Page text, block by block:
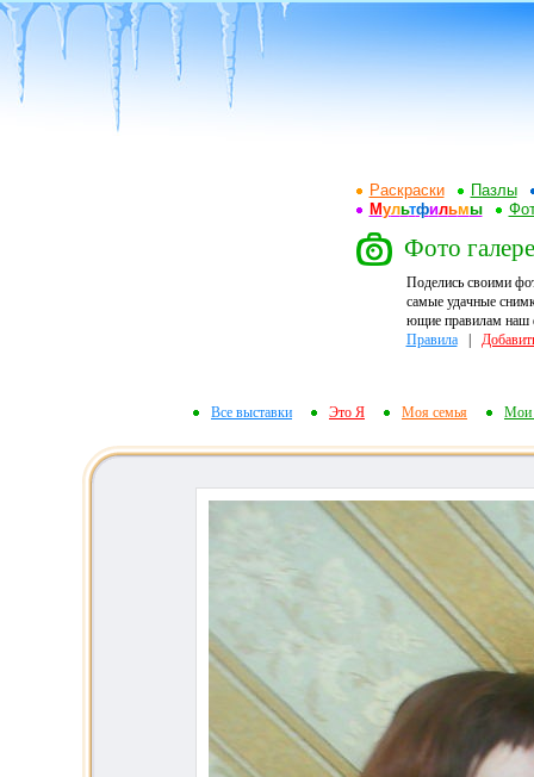
Раскраски
Пазлы
Мультфильмы
Фото
Поделись своими
самые удачные
ющие правилам наш
Правила|
Все выставки Это Я Моя семья Мои